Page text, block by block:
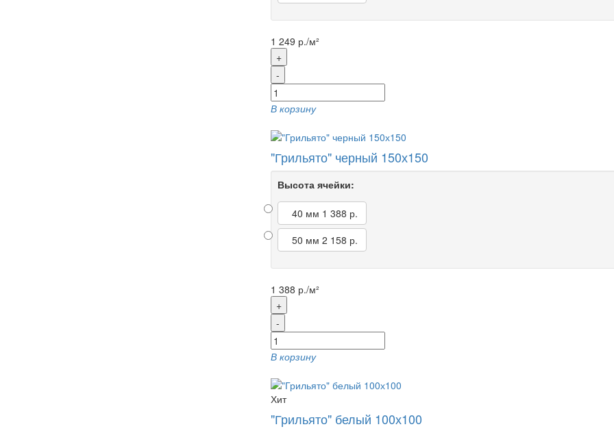
1 249 р./м²
+
-
В корзину
"Грильято" черный 150х150
Высота ячейки:
40 мм 1 388 р.
50 мм 2 158 р.
1 388 р./м²
+
-
В корзину
Хит
"Грильято" белый 100х100